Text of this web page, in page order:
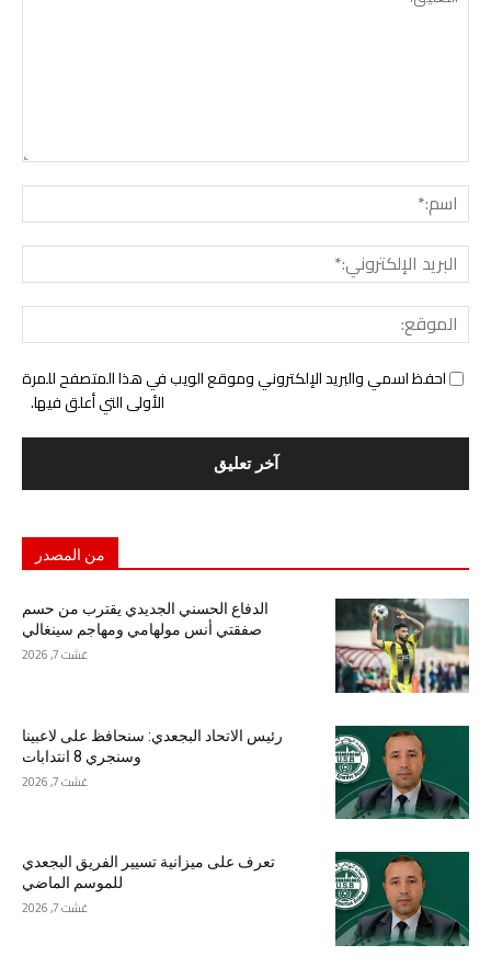
احفظ اسمي والبريد الإلكتروني وموقع الويب في هذا المتصفح للمرة
الأولى التي أعلق فيها.
من المصدر
الدفاع الحسني الجديدي يقترب من حسم
صفقتي أنس مولهامي ومهاجم سينغالي
غشت 7, 2026
رئيس الاتحاد البجعدي: سنحافظ على لاعبينا
وسنجري 8 انتدابات
غشت 7, 2026
تعرف على ميزانية تسيير الفريق البجعدي
للموسم الماضي
غشت 7, 2026